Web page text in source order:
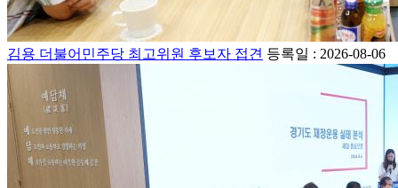
김용 더불어민주당 최고위원 후보자 접견 등록일 : 2026-08-06